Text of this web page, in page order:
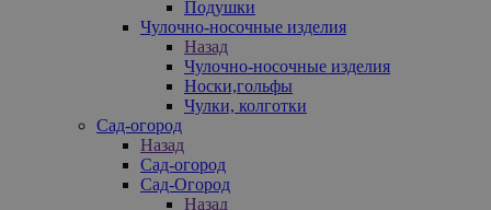
Подушки
Чулочно-носочные изделия
Назад
Чулочно-носочные изделия
Носки,гольфы
Чулки, колготки
Сад-огород
Назад
Сад-огород
Сад-Огород
Назад